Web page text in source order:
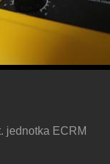
jednotka ECRM